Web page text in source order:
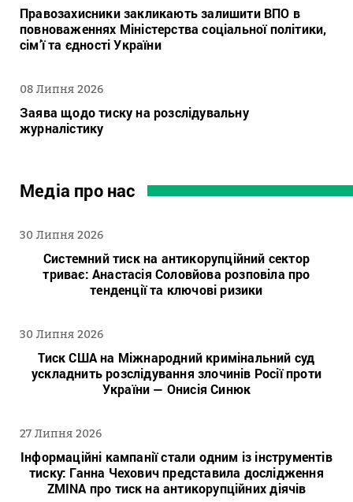
Правозахисники закликають залишити ВПО в
повноваженнях Міністерства соціальної політики,
сім’ї та єдності України
08 Липня 2026
Заява щодо тиску на розслідувальну
журналістику
Медіа про нас
30 Липня 2026
Системний тиск на антикорупційний сектор
триває: Анастасія Соловйова розповіла про
тенденції та ключові ризики
30 Липня 2026
Тиск США на Міжнародний кримінальний суд
ускладнить розслідування злочинів Росії проти
України — Онисія Синюк
27 Липня 2026
Інформаційні кампанії стали одним із інструментів
тиску: Ганна Чехович представила дослідження
ZMINA про тиск на антикорупційних діячів